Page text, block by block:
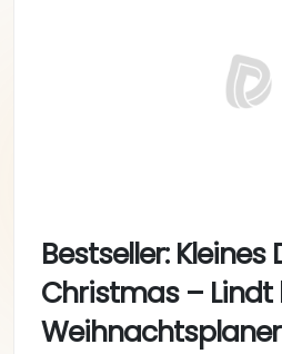
Bestseller:
Christmas – Lindt
Weihnachtsplaner